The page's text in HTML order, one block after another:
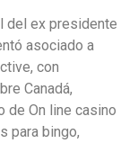
del ex presidente
asociado a
con
Canadá,
de On line casino
para bingo,